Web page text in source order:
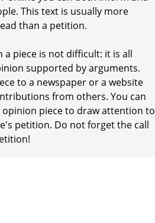
This text is usually more
than a petition.
a piece is not difficult: it is all
supported by arguments.
to a newspaper or a website
from others. You can
opinion piece to draw attention to
petition. Do not forget the call